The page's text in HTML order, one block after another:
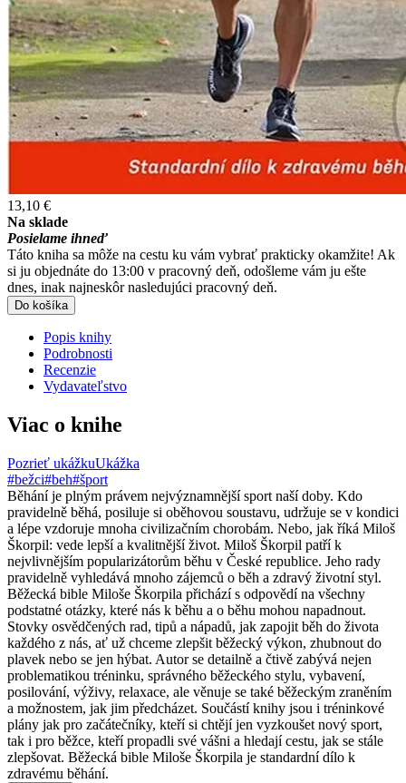
13,10 €
Na sklade
Posielame ihneď
Táto kniha sa môže na cestu ku vám vybrať prakticky okamžite! Ak
si ju objednáte do 13:00 v pracovný deň, odošleme vám ju ešte
dnes, inak najneskôr nasledujúci pracovný deň.
Do košíka
Popis knihy
Podrobnosti
Recenzie
Vydavateľstvo
Viac o knihe
Pozrieť ukážkuUkážka
#bežci#beh#šport
Běhání je plným právem nejvýznamnější sport naší doby. Kdo
pravidelně běhá, posiluje si oběhovou soustavu, udržuje se v kondici
a lépe vzdoruje mnoha civilizačním chorobám. Nebo, jak říká Miloš
Škorpil: vede lepší a kvalitnější život. Miloš Škorpil patří k
nejvlivnějším popularizátorům běhu v České republice. Jeho rady
pravidelně vyhledává mnoho zájemců o běh a zdravý životní styl.
Běžecká bible Miloše Škorpila přichází s odpovědí na všechny
podstatné otázky, které nás k běhu a o běhu mohou napadnout.
Stovky osvědčených rad, tipů a nápadů, jak zapojit běh do života
každého z nás, ať už chceme zlepšit běžecký výkon, zhubnout do
plavek nebo se jen hýbat. Autor se detailně a čtivě zabývá nejen
problematikou tréninku, správného běžeckého stylu, vybavení,
posilování, výživy, relaxace, ale věnuje se také běžeckým zraněním
a možnostem, jak jim předcházet. Součástí knihy jsou i tréninkové
plány jak pro začátečníky, kteří si chtějí jen vyzkoušet nový sport,
tak i pro běžce, kteří propadli své vášni a hledají cestu, jak se stále
zlepšovat. Běžecká bible Miloše Škorpila je standardní dílo k
zdravému běhání.